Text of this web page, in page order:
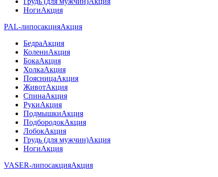
НогиАкция
PAL-липосакцияАкция
БедраАкция
КолениАкция
БокаАкция
ХолкаАкция
ПоясницаАкция
ЖивотАкция
СпинаАкция
РукиАкция
ПодмышкиАкция
ПодбородокАкция
ЛобокАкция
Грудь (для мужчин)Акция
НогиАкция
VASER-липосакцияАкция